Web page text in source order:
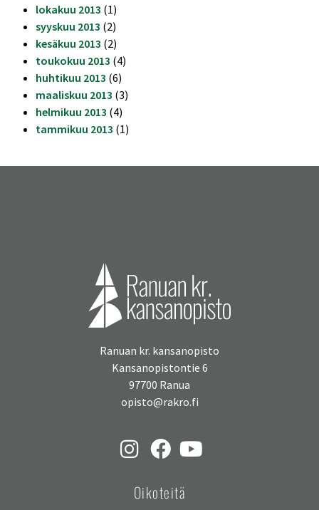
lokakuu 2013 (1)
syyskuu 2013 (2)
kesäkuu 2013 (2)
toukokuu 2013 (4)
huhtikuu 2013 (6)
maaliskuu 2013 (3)
helmikuu 2013 (4)
tammikuu 2013 (1)
Ranuan kr. kansanopisto
Kansanopistontie 6
97700 Ranua
opisto@rakro.fi
Oikoteitä